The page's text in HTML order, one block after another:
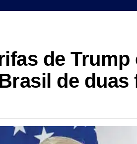
de
de duas